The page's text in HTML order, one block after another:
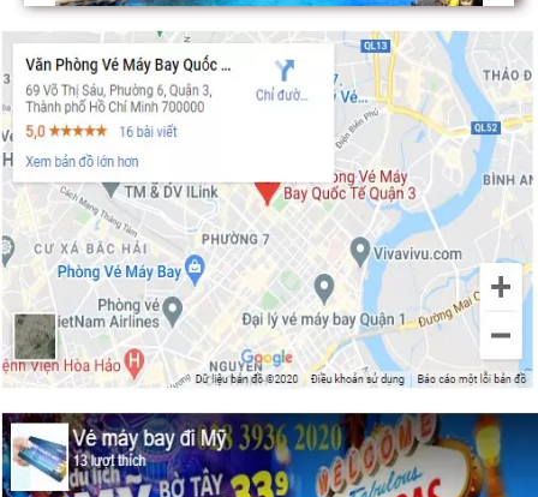
Các điểm du lịch tại Los Angeles
Thưởng ngoạn “Thành phố Thiên Thần”
– Los Angeles